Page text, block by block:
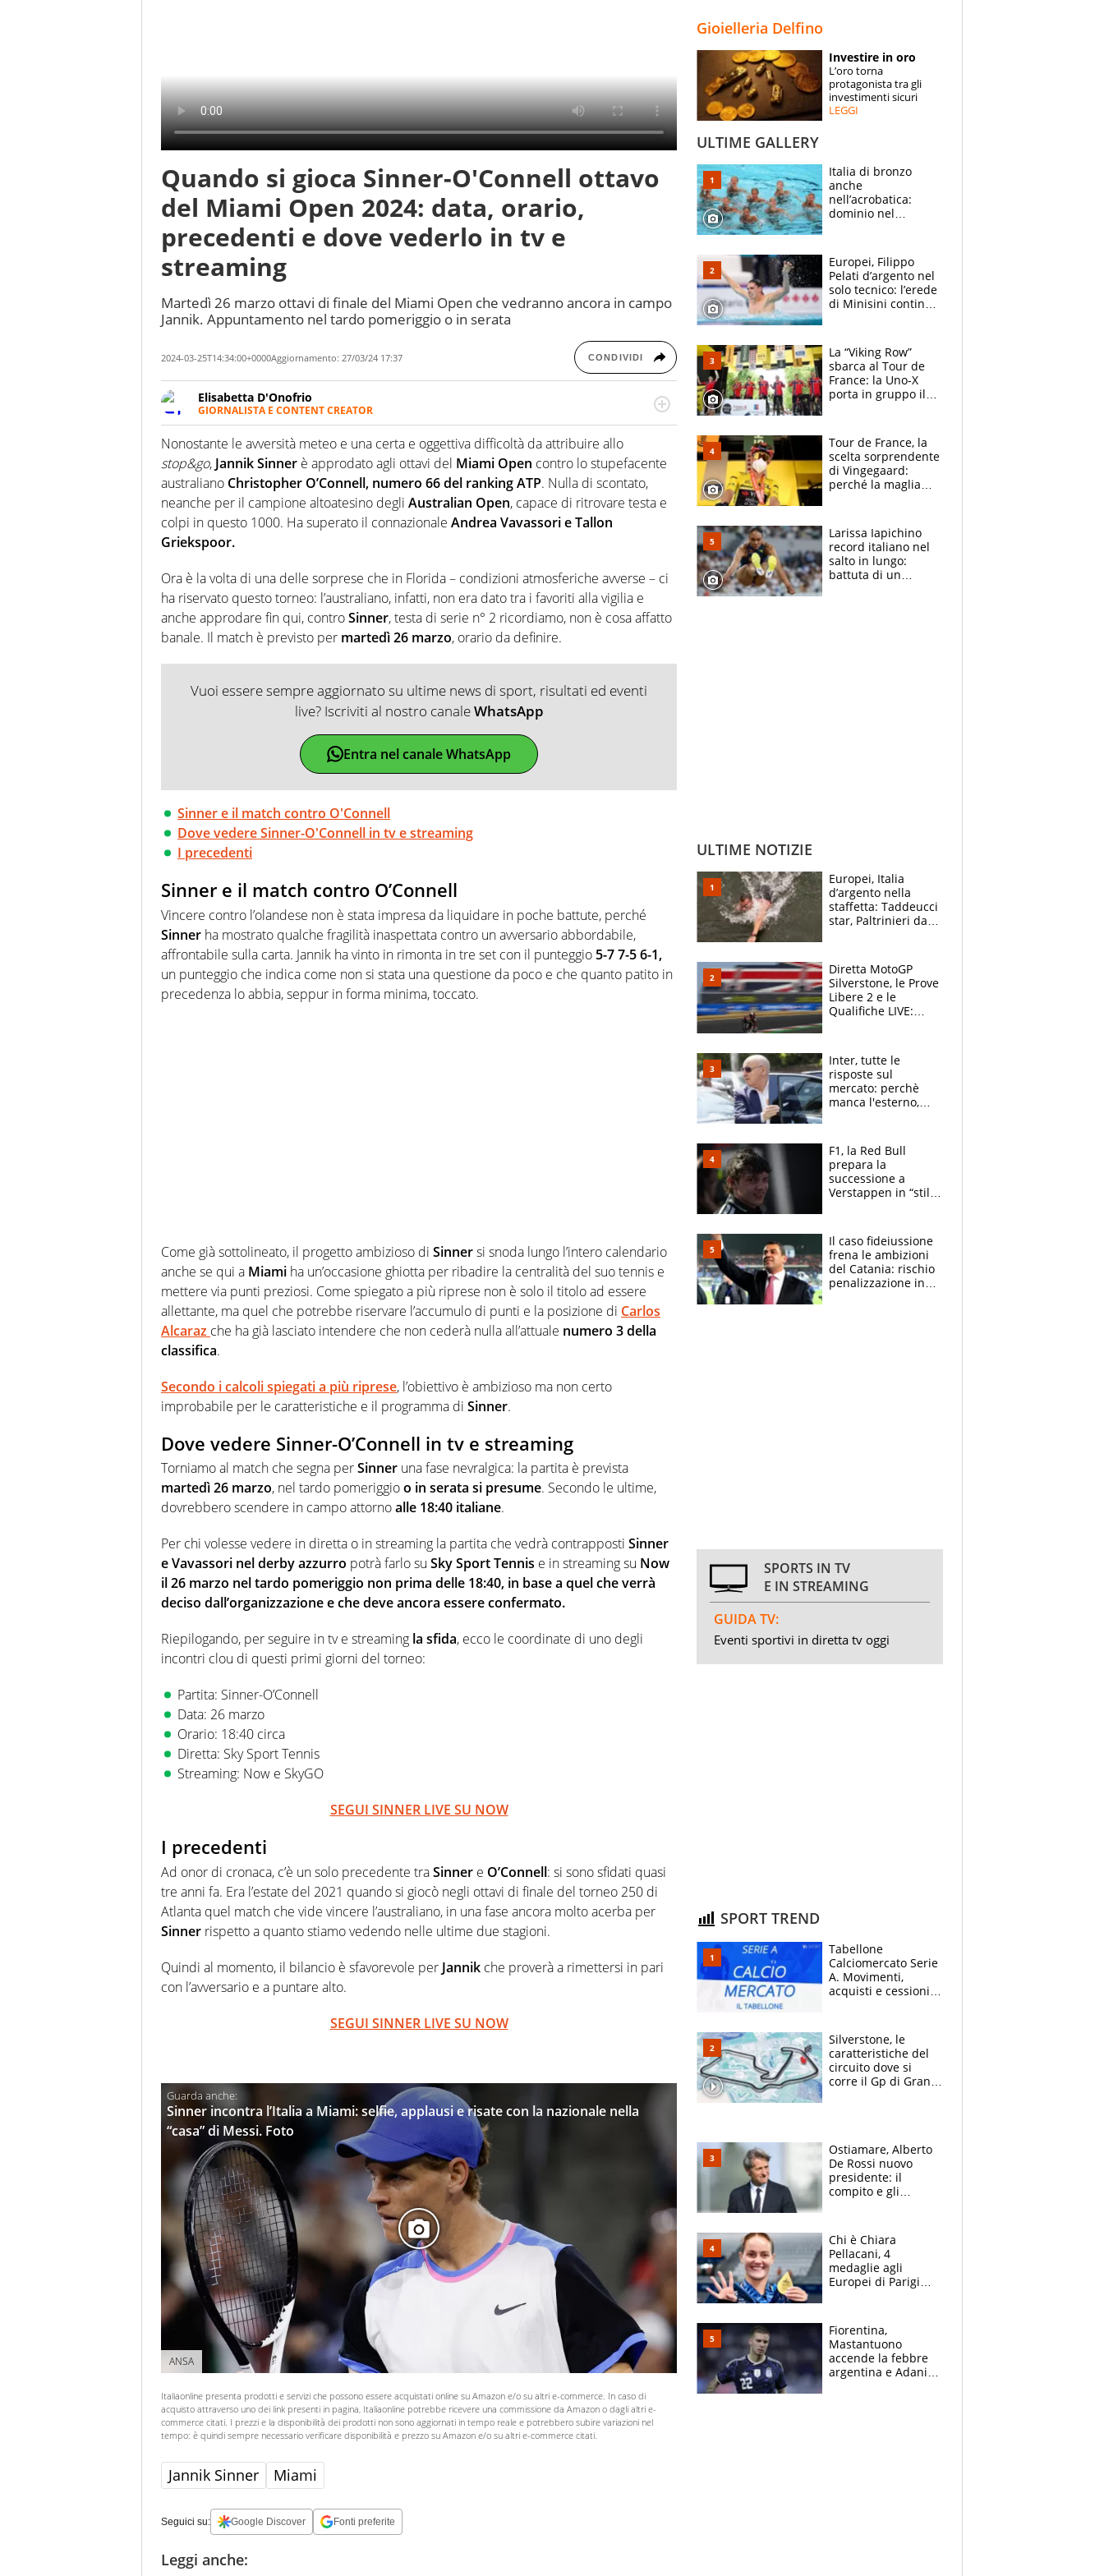
ESPERTI
CONTATTI
Quando si gioca Sinner-O'Connell ottavo
del Miami Open 2024: data, orario,
precedenti e dove vederlo in tv e
streaming
Martedì 26 marzo ottavi di finale del Miami Open che vedranno ancora in campo
Jannik. Appuntamento nel tardo pomeriggio o in serata
2024-03-25T14:34:00+0000Aggiornamento: 27/03/24 17:37 CONDIVIDI
Elisabetta D'Onofrio
GIORNALISTA E CONTENT CREATOR
Giornalista professionista dal 2007, scrive per curiosità personale e necessità:
soprattutto di calcio, di sport e dei suoi protagonisti, concedendosi innocenti evasioni
nell'ambito della creazione di format. Un tempo ala destra, oggi si sente a suo agio nel
ruolo di libero. Cura una classifica riservata dei migliori 5 calciatori di sempre.
Nonostante le avversità meteo e una certa e oggettiva difficoltà da attribuire allo
stop&go, Jannik Sinner è approdato agli ottavi del Miami Open contro lo stupefacente
australiano Christopher O’Connell, numero 66 del ranking ATP. Nulla di scontato,
neanche per il campione altoatesino degli Australian Open, capace di ritrovare testa e
colpi in questo 1000. Ha superato il connazionale Andrea Vavassori e Tallon
Griekspoor.
Ora è la volta di una delle sorprese che in Florida – condizioni atmosferiche avverse – ci
ha riservato questo torneo: l’australiano, infatti, non era dato tra i favoriti alla vigilia e
anche approdare fin qui, controSinner, testa di serie n° 2 ricordiamo, non è cosa affatto
banale. Il match è previsto per martedì 26 marzo, orario da definire.
Vuoi essere sempre aggiornato su ultime news di sport, risultati ed eventi
live? Iscriviti al nostro canaleWhatsApp
Entra nel canale WhatsApp
Sinner e il match contro O'Connell
Dove vedere Sinner-O'Connell in tv e streaming
I precedenti
Sinner e il match contro O’Connell
Vincere contro l’olandese non è stata impresa da liquidare in poche battute, perché
Sinner ha mostrato qualche fragilità inaspettata contro un avversario abbordabile,
affrontabile sulla carta. Jannik ha vinto in rimonta in tre set con il punteggio 5-7 7-5 6-1,
un punteggio che indica come non si stata una questione da poco e che quanto patito in
precedenza lo abbia, seppur in forma minima, toccato.
Come già sottolineato, il progetto ambizioso di Sinnersi snoda lungo l’intero calendario
anche se qui a Miami ha un’occasione ghiotta per ribadire la centralità del suo tennis e
mettere via punti preziosi. Come spiegato a più riprese non è solo il titolo ad essere
allettante, ma quel che potrebbe riservare l’accumulo di punti e la posizione di Carlos
Alcaraz che ha già lasciato intendere che non cederà nulla all’attuale numero 3 della
classifica.
Secondo i calcoli spiegati a più riprese, l’obiettivo è ambizioso ma non certo
improbabile per le caratteristiche e il programma di Sinner.
Dove vedere Sinner-O’Connell in tv e streaming
Torniamo al match che segna perSinner una fase nevralgica: la partita è prevista
martedì 26 marzo, nel tardo pomeriggioo in serata si presume. Secondo le ultime,
dovrebbero scendere in campo attornoalle 18:40 italiane.
Per chi volesse vedere in diretta o in streaming la partita che vedrà contrapposti Sinner
eVavassori nel derby azzurro potrà farlo su Sky SportTennis e in streaming su Now
il 26 marzo nel tardo pomeriggio non prima delle 18:40, in base a quel che verrà
deciso dall’organizzazione e che deve ancora essere confermato.
Riepilogando, per seguire in tv e streaming la sfida, ecco le coordinate di uno degli
incontri clou di questi primi giorni del torneo:
Partita: Sinner-O’Connell
Data: 26 marzo
Orario: 18:40 circa
Diretta: Sky Sport Tennis
Streaming: Now e SkyGO
SEGUI SINNER LIVE SU NOW
I precedenti
Ad onor di cronaca, c’è un solo precedente traSinner e O’Connell: si sono sfidati quasi
tre anni fa. Era l’estate del 2021 quando si giocò negli ottavi di finale del torneo 250 di
Atlanta quel match che vide vincere l’australiano, in una fase ancora molto acerba per
Sinner rispetto a quanto stiamo vedendo nelle ultime due stagioni.
Quindi al momento, il bilancio è sfavorevole per Jannik che proverà a rimettersi in pari
con l’avversario e a puntare alto.
SEGUI SINNER LIVE SU NOW
Sinner incontra l’Italia a Miami: selfie, applausi e risate con la nazionale nella
“casa” di Messi. Foto
ANSA
Italiaonline presenta prodotti e servizi che possono essere acquistati online su Amazon e/o su altri e-commerce. In caso di
acquisto attraverso uno dei link presenti in pagina, Italiaonline potrebbe ricevere una commissione da Amazon o dagli altri e-
commerce citati. I prezzi e la disponibilità dei prodotti non sono aggiornati in tempo reale e potrebbero subire variazioni nel
tempo: è quindi sempre necessario verificare disponibilità e prezzo su Amazon e/o su altri e-commerce citati.
Jannik Sinner Miami
Seguici su: Google Discover Fonti preferite
Leggi anche:
Gioielleria Delfino
Investire in oro
L’oro torna
protagonista tra gli
investimenti sicuri
LEGGI
ULTIME GALLERY
Italia di bronzo
anche
nell’acrobatica:
dominio nel
e compagni
continuare
Europei, Filippo
Pelati d’argento nel
solo tecnico: l’erede
di Minisini continua
mirino
La “Viking Row”
sbarca al Tour de
France: la Uno-X
porta in gruppo il
compagni
Tour de France, la
scelta sorprendente
di Vingegaard:
perché la maglia
rischio da evitare
Larissa Iapichino
record italiano nel
salto in lungo:
battuta di un
ULTIME NOTIZIE
Europei, Italia
d’argento nella
staffetta: Taddeucci
star, Paltrinieri da
Padre Pio
Diretta MotoGP
Silverstone, le Prove
Libere 2 e le
Qualifiche LIVE:
Inter, tutte le
risposte sul
mercato: perchè
manca l'esterno,
vero obiettivo di
Marotta
F1, la Red Bull
prepara la
successione a
Verstappen in “stile
attacco all’Italia
Il caso fideiussione
frena le ambizioni
del Catania: rischio
penalizzazione in
SPORTS IN TV
E IN STREAMING
GUIDA TV:
Eventi sportivi in diretta tv oggi
SPORT TREND
Tabellone
Calciomercato Serie
A. Movimenti,
acquisti e cessioni:
Silverstone, le
caratteristiche del
circuito dove si
corre il Gp di Gran
Ostiamare, Alberto
De Rossi nuovo
presidente: il
compito e gli
Chi è Chiara
Pellacani, 4
medaglie agli
Europei di Parigi
giornalista, mamma
insegnante e il
fratello calciatore
Fiorentina,
Mastantuono
accende la febbre
argentina e Adani